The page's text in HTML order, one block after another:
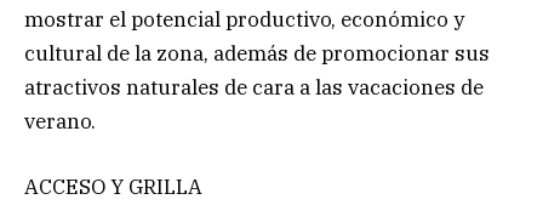
mostrar el potencial productivo, económico y
cultural de la zona, además de promocionar sus
atractivos naturales de cara a las vacaciones de
verano.
ACCESO Y GRILLA